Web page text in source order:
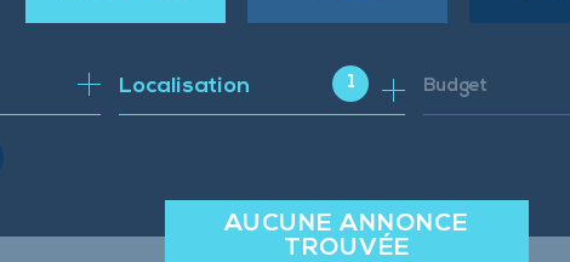
de l'ancien
de l'immo pro
à l'année
1
Localisation Budget
AUCUNE ANNONCE
TROUVÉE